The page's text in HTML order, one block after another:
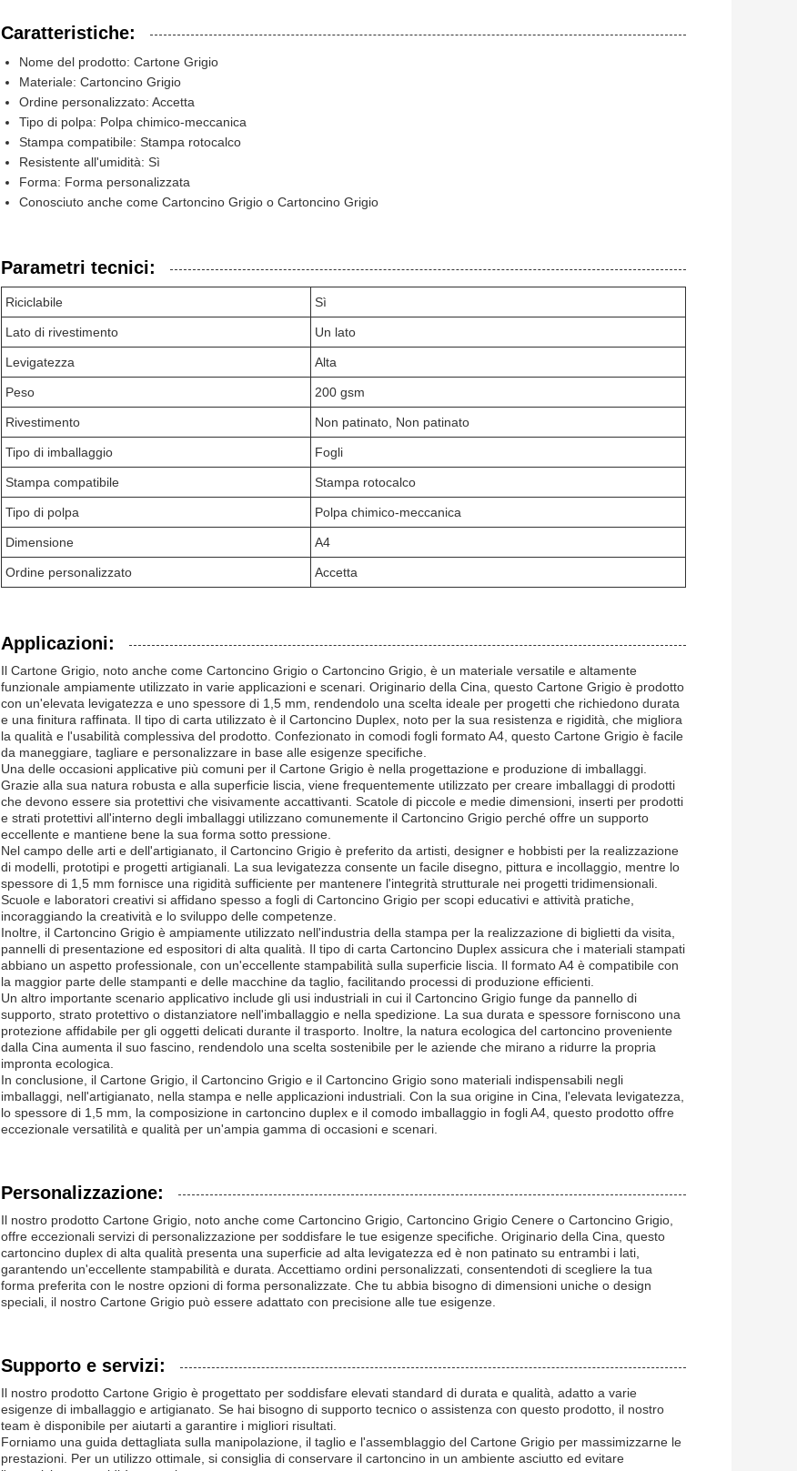
Caratteristiche:
Nome del prodotto: Cartone Grigio
Materiale: Cartoncino Grigio
Ordine personalizzato: Accetta
Tipo di polpa: Polpa chimico-meccanica
Stampa compatibile: Stampa rotocalco
Resistente all'umidità: Sì
Forma: Forma personalizzata
Conosciuto anche come Cartoncino Grigio o Cartoncino Grigio
Parametri tecnici:
Riciclabile Sì
Lato di rivestimento Un lato
Levigatezza Alta
Peso 200 gsm
Rivestimento Non patinato, Non patinato
Tipo di imballaggio Fogli
Stampa compatibile Stampa rotocalco
Tipo di polpa Polpa chimico-meccanica
Dimensione A4
Ordine personalizzato Accetta
Applicazioni:
Il Cartone Grigio, noto anche come Cartoncino Grigio o Cartoncino Grigio, è un materiale versatile e altamente
funzionale ampiamente utilizzato in varie applicazioni e scenari. Originario della Cina, questo Cartone Grigio è prodotto
con un'elevata levigatezza e uno spessore di 1,5 mm, rendendolo una scelta ideale per progetti che richiedono durata
e una finitura raffinata. Il tipo di carta utilizzato è il Cartoncino Duplex, noto per la sua resistenza e rigidità, che migliora
la qualità e l'usabilità complessiva del prodotto. Confezionato in comodi fogli formato A4, questo Cartone Grigio è facile
da maneggiare, tagliare e personalizzare in base alle esigenze specifiche.
Una delle occasioni applicative più comuni per il Cartone Grigio è nella progettazione e produzione di imballaggi.
Grazie alla sua natura robusta e alla superficie liscia, viene frequentemente utilizzato per creare imballaggi di prodotti
che devono essere sia protettivi che visivamente accattivanti. Scatole di piccole e medie dimensioni, inserti per prodotti
e strati protettivi all'interno degli imballaggi utilizzano comunemente il Cartoncino Grigio perché offre un supporto
eccellente e mantiene bene la sua forma sotto pressione.
Nel campo delle arti e dell'artigianato, il Cartoncino Grigio è preferito da artisti, designer e hobbisti per la realizzazione
di modelli, prototipi e progetti artigianali. La sua levigatezza consente un facile disegno, pittura e incollaggio, mentre lo
spessore di 1,5 mm fornisce una rigidità sufficiente per mantenere l'integrità strutturale nei progetti tridimensionali.
Scuole e laboratori creativi si affidano spesso a fogli di Cartoncino Grigio per scopi educativi e attività pratiche,
incoraggiando la creatività e lo sviluppo delle competenze.
Inoltre, il Cartoncino Grigio è ampiamente utilizzato nell'industria della stampa per la realizzazione di biglietti da visita,
pannelli di presentazione ed espositori di alta qualità. Il tipo di carta Cartoncino Duplex assicura che i materiali stampati
abbiano un aspetto professionale, con un'eccellente stampabilità sulla superficie liscia. Il formato A4 è compatibile con
la maggior parte delle stampanti e delle macchine da taglio, facilitando processi di produzione efficienti.
Un altro importante scenario applicativo include gli usi industriali in cui il Cartoncino Grigio funge da pannello di
supporto, strato protettivo o distanziatore nell'imballaggio e nella spedizione. La sua durata e spessore forniscono una
protezione affidabile per gli oggetti delicati durante il trasporto. Inoltre, la natura ecologica del cartoncino proveniente
dalla Cina aumenta il suo fascino, rendendolo una scelta sostenibile per le aziende che mirano a ridurre la propria
impronta ecologica.
In conclusione, il Cartone Grigio, il Cartoncino Grigio e il Cartoncino Grigio sono materiali indispensabili negli
imballaggi, nell'artigianato, nella stampa e nelle applicazioni industriali. Con la sua origine in Cina, l'elevata levigatezza,
lo spessore di 1,5 mm, la composizione in cartoncino duplex e il comodo imballaggio in fogli A4, questo prodotto offre
eccezionale versatilità e qualità per un'ampia gamma di occasioni e scenari.
Personalizzazione:
Il nostro prodotto Cartone Grigio, noto anche come Cartoncino Grigio, Cartoncino Grigio Cenere o Cartoncino Grigio,
offre eccezionali servizi di personalizzazione per soddisfare le tue esigenze specifiche. Originario della Cina, questo
cartoncino duplex di alta qualità presenta una superficie ad alta levigatezza ed è non patinato su entrambi i lati,
garantendo un'eccellente stampabilità e durata. Accettiamo ordini personalizzati, consentendoti di scegliere la tua
forma preferita con le nostre opzioni di forma personalizzate. Che tu abbia bisogno di dimensioni uniche o design
speciali, il nostro Cartone Grigio può essere adattato con precisione alle tue esigenze.
Supporto e servizi:
Il nostro prodotto Cartone Grigio è progettato per soddisfare elevati standard di durata e qualità, adatto a varie
esigenze di imballaggio e artigianato. Se hai bisogno di supporto tecnico o assistenza con questo prodotto, il nostro
team è disponibile per aiutarti a garantire i migliori risultati.
Forniamo una guida dettagliata sulla manipolazione, il taglio e l'assemblaggio del Cartone Grigio per massimizzarne le
prestazioni. Per un utilizzo ottimale, si consiglia di conservare il cartoncino in un ambiente asciutto ed evitare